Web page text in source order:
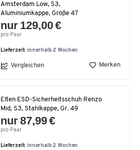
Amsterdam Low, S3,
Aluminiumkappe, Größe 47
nur 129,00 €
pro Paar
Lieferzeit: innerhalb 2 Wochen
Vergleichen Merken
Elten ESD-Sicherheitsschuh Renzo
Mid, S3, Stahlkappe, Gr. 49
nur 87,99 €
pro Paar
Lieferzeit: innerhalb 2 Wochen